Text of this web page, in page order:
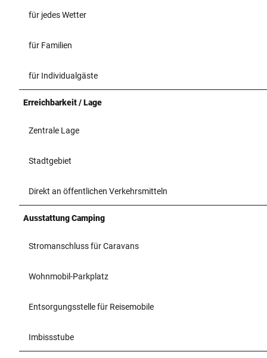
für jedes Wetter
für Familien
für Individualgäste
Erreichbarkeit / Lage
Zentrale Lage
Stadtgebiet
Direkt an öffentlichen Verkehrsmitteln
Ausstattung Camping
Stromanschluss für Caravans
Wohnmobil-Parkplatz
Entsorgungsstelle für Reisemobile
Imbissstube